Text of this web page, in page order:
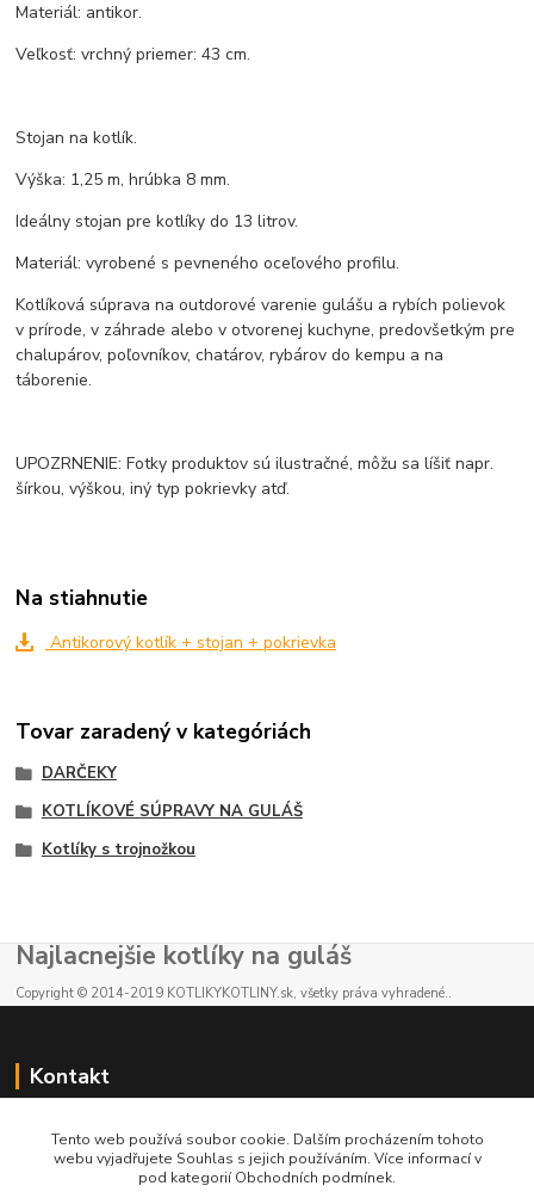
Materiál: antikor.
Veľkosť: vrchný priemer: 43 cm.
Stojan na kotlík.
Výška: 1,25 m, hrúbka 8 mm.
Ideálny stojan pre kotlíky do 13 litrov.
Materiál: vyrobené s pevneného oceľového profilu.
Kotlíková súprava na outdorové varenie gulášu a rybích polievok
v prírode, v záhrade alebo v otvorenej kuchyne, predovšetkým pre
chalupárov, poľovníkov, chatárov, rybárov do kempu a na
táborenie.
UPOZRNENIE: Fotky produktov sú ilustračné, môžu sa líšiť napr.
šírkou, výškou, iný typ pokrievky atď.
Na stiahnutie
Antikorový kotlík + stojan + pokrievka
Tovar zaradený v kategóriách
DARČEKY
KOTLÍKOVÉ SÚPRAVY NA GULÁŠ
Kotlíky s trojnožkou
Najlacnejšie kotlíky na guláš
Copyright © 2014-2019 KOTLIKYKOTLINY.sk, všetky práva vyhradené..
Kontakt
E-shop: +421 902 212 007
od 8:00 - do 16:00 hod
Tento web používá soubor cookie. Dalším procházením tohoto
webu vyjadřujete Souhlas s jejich používáním. Více informací v
pod kategorií Obchodních podmínek.